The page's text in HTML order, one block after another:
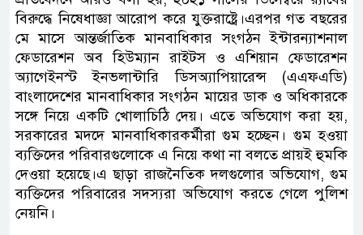
বিরুদ্ধে নিষেধাজ্ঞা আরোপ করে যুক্তরাষ্ট্রে।এরপর গত বছরের
মে মাসে আন্তর্জাতিক মানবাধিকার সংগঠন ইন্টারন্যাশনাল
ফেডারেশন অব হিউম্যান রাইটস ও এশিয়ান ফেডারেশন
অ্যাগেইনস্ট ইনভলান্টারি ডিসঅ্যাপিয়ারেন্স (এএফএডি)
বাংলাদেশের মানবাধিকার সংগঠন মায়ের ডাক ও অধিকারকে
সঙ্গে নিয়ে একটি খোলাচিঠি দেয়। এতে অভিযোগ করা হয়,
সরকারের মদদে মানবাধিকারকর্মীরা গুম হচ্ছেন। গুম হওয়া
ব্যক্তিদের পরিবারগুলোকে এ নিয়ে কথা না বলতে প্রায়ই হুমকি
দেওয়া হয়েছে।এ ছাড়া রাজনৈতিক দলগুলোর অভিযোগ, গুম
ব্যক্তিদের পরিবারের সদস্যরা অভিযোগ করতে গেলে পুলিশ
নেয়নি।